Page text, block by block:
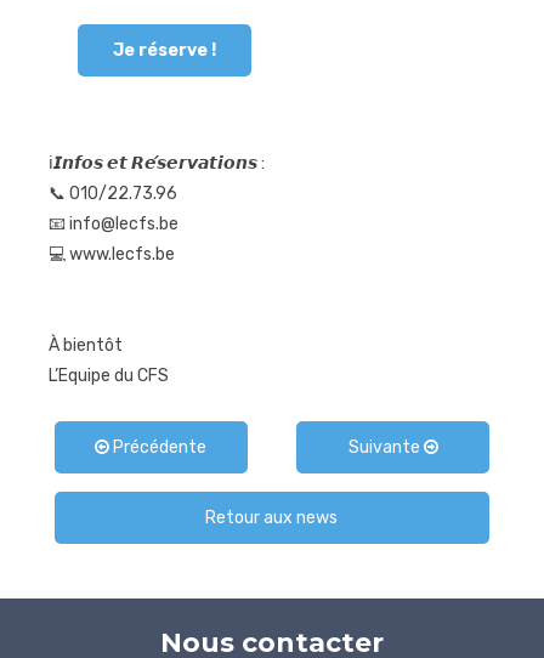
Je réserve !
ℹ️𝙄𝙣𝙛𝙤𝙨 𝙚𝙩 𝙍𝙚́𝙨𝙚𝙧𝙫𝙖𝙩𝙞𝙤𝙣𝙨 :
📞 010/22.73.96
📧 info@lecfs.be
💻 www.lecfs.be
À bientôt
L’Equipe du CFS
Précédente Suivante
Retour aux news
Nous contacter